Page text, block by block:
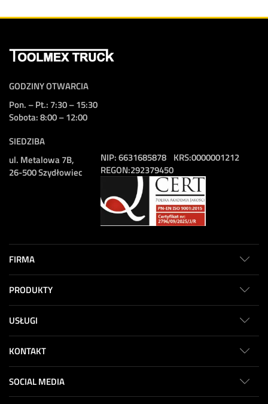
GODZINY OTWARCIA
Pon. – Pt.: 7:30 – 15:30
Sobota: 8:00 – 12:00
SIEDZIBA
ul. Metalowa 7B,
26-500 Szydłowiec
NIP:6631685878
REGON:292379450
KRS:0000001212
FIRMA
PRODUKTY
USŁUGI
KONTAKT
SOCIAL MEDIA